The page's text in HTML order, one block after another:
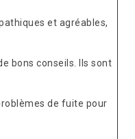
et agréables,
bons conseils. Ils sont
de fuite pour